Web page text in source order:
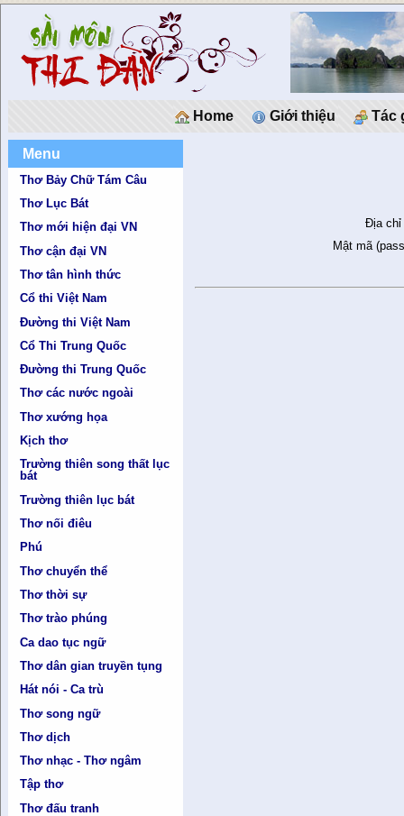
Home Giới thiệu Tác
Menu
Thơ Bảy Chữ Tám Câu
Thơ Lục Bát
Thơ mới hiện đại VN
Thơ cận đại VN
Thơ tân hình thức
Cổ thi Việt Nam
Đường thi Việt Nam
Cổ Thi Trung Quốc
Đường thi Trung Quốc
Thơ các nước ngoài
Thơ xướng họa
Kịch thơ
Trường thiên song thất lục
bát
Trường thiên lục bát
Thơ nối điêu
Phú
Thơ chuyển thể
Thơ thời sự
Thơ trào phúng
Ca dao tục ngữ
Thơ dân gian truyền tụng
Hát nói - Ca trù
Thơ song ngữ
Thơ dịch
Thơ nhạc - Thơ ngâm
Tập thơ
Thơ đấu tranh
Địa chỉ
Mật mã